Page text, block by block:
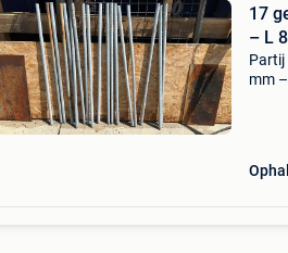
17
– L
Partij
mm